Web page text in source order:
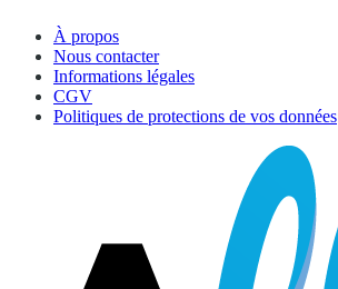
À propos
Nous contacter
Informations légales
CGV
Politiques de protections de vos données